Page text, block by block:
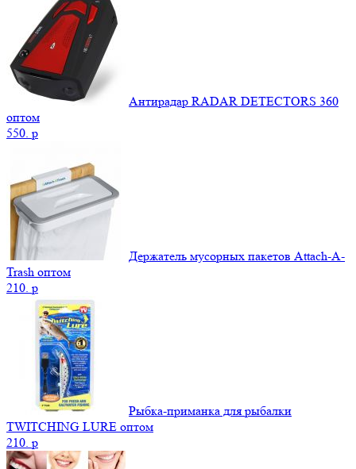
Антирадар RADAR DETECTORS 360
оптом
550. p
Держатель мусорных пакетов Attach-A-
Trash оптом
210. p
Рыбка-приманка для рыбалки
TWITCHING LURE оптом
210. p